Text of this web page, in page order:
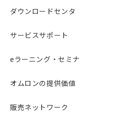
ダウンロードセンタ
サービスサポート
eラーニング・セミナ
オムロンの提供価値
販売ネットワーク